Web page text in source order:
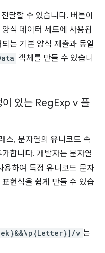
달할 수 있습니다. 버튼이
식 데이터 세트에 사용됩
는 기본 양식 제출과 동일
객체를 만들 수 있습니
이 있는 RegExp v 플
스, 문자열의 유니코드 속
합니다. 개발자는 문자열
용하여 특정 유니코드 문자
현식을 쉽게 만들 수 있습
v 는